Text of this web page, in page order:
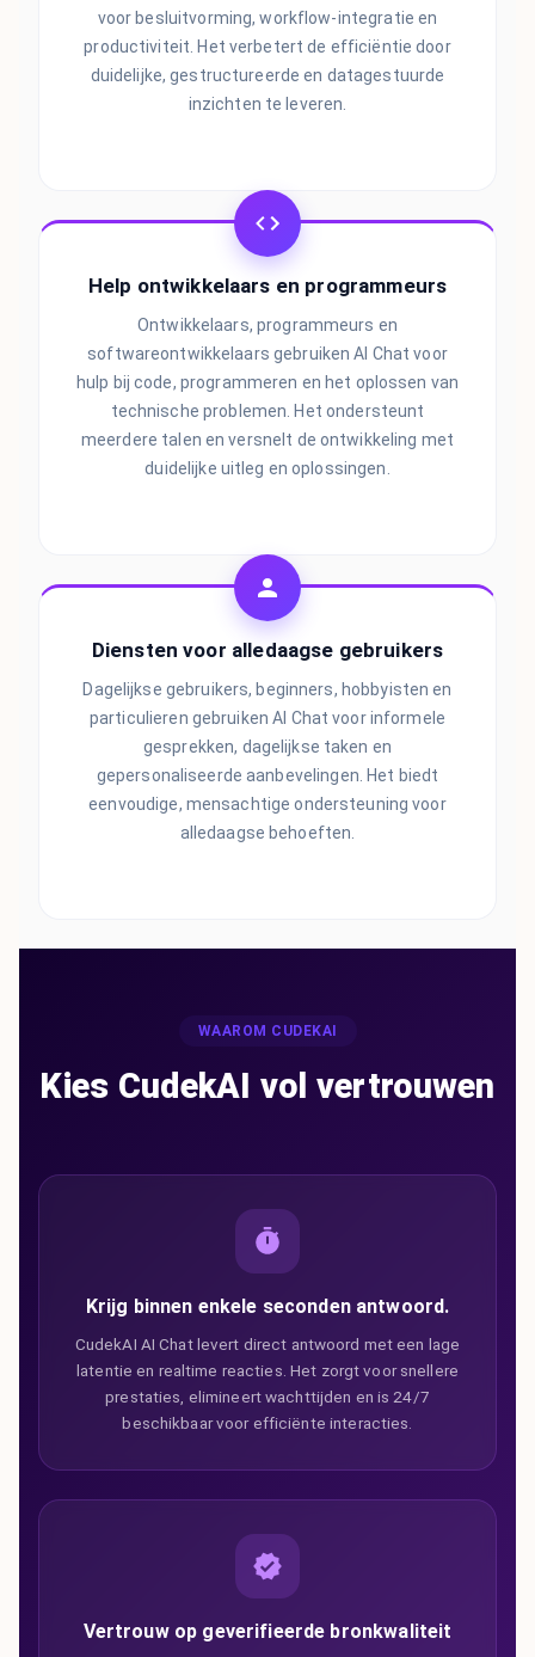
voor besluitvorming, workflow-integratie en
productiviteit. Het verbetert de efficiëntie door
duidelijke, gestructureerde en datagestuurde
inzichten te leveren.
Help ontwikkelaars en programmeurs
Ontwikkelaars, programmeurs en
softwareontwikkelaars gebruiken AI Chat voor
hulp bij code, programmeren en het oplossen van
technische problemen. Het ondersteunt
meerdere talen en versnelt de ontwikkeling met
duidelijke uitleg en oplossingen.
Diensten voor alledaagse gebruikers
Dagelijkse gebruikers, beginners, hobbyisten en
particulieren gebruiken AI Chat voor informele
gesprekken, dagelijkse taken en
gepersonaliseerde aanbevelingen. Het biedt
eenvoudige, mensachtige ondersteuning voor
alledaagse behoeften.
WAAROM CUDEKAI
Kies CudekAI vol vertrouwen
Krijg binnen enkele seconden antwoord.
CudekAI AI Chat levert direct antwoord met een lage
latentie en realtime reacties. Het zorgt voor snellere
prestaties, elimineert wachttijden en is 24/7
beschikbaar voor efficiënte interacties.
Vertrouw op geverifieerde bronkwaliteit